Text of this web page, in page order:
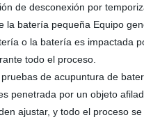
de desconexión por
la batería pequeña Equipo
o la batería es impactada
todo el proceso.
de acupuntura de
penetrada por un objeto
ajustar, y todo el proceso